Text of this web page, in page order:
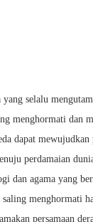
yang selalu
menghormati dan
dapat mewujudkan
perdamaian
dan agama yang
saling menghormati
persamaan